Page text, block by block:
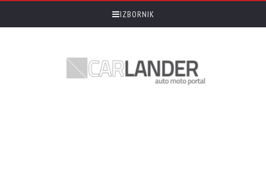
IZBORNIK